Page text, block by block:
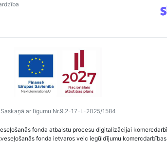
Saskaņā ar līgumu Nr.9.2-17-L-2025/1584
fonda atbalstu procesu digitalizācijai
fonda ietvaros veic iegūldījumu